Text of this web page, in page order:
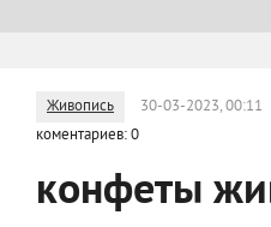
Живопись 30-03-2023, 00:11
коментариев: 0
конфеты